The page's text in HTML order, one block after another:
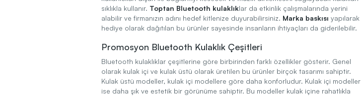
sıklıkla kullanır. Toptan Bluetooth kulaklıklar da etkinlik çalışmalarında yerini
alabilir ve firmanızın adını hedef kitlenize duyurabilirsiniz. Marka baskısı yapılarak
hediye olarak dağıtılan bu ürünler sayesinde insanların ihtiyaçları da giderilebilir.
Promosyon Bluetooth Kulaklık Çeşitleri
Bluetooth kulaklıklar çeşitlerine göre birbirinden farklı özellikler gösterir. Genel
olarak kulak içi ve kulak üstü olarak üretilen bu ürünler birçok tasarımı sahiptir.
Kulak üstü modeller, kulak içi modellere göre daha konforludur. Kulak içi modeller
ise daha şık ve estetik bir görünüme sahiptir. Bu modeller kulak içine rahatlıkla